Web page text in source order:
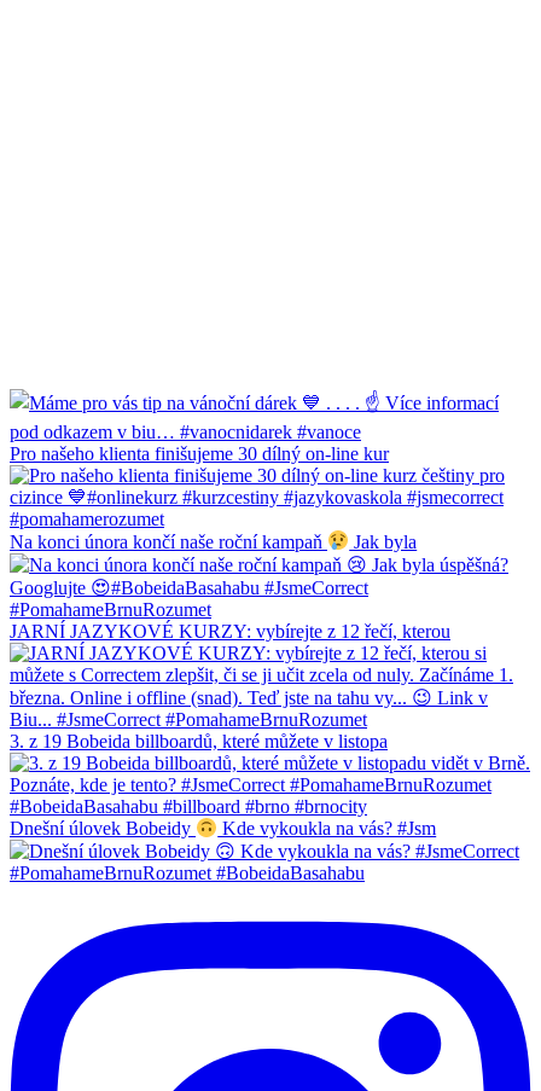
Pro našeho klienta finišujeme 30 dílný on-line kur
Na konci února končí naše roční kampaň Jak byla
JARNÍ JAZYKOVÉ KURZY: vybírejte z 12 řečí, kterou
3. z 19 Bobeida billboardů, které můžete v listopa
Dnešní úlovek Bobeidy Kde vykoukla na vás? #Jsm